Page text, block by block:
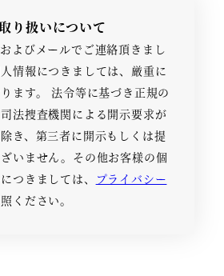
り扱いについて
よびメールでご連絡頂きまし
情報につきましては、厳重に
ます。 法令等に基づき正規の
法捜査機関による開示要求が
き、第三者に開示もしくは提
いません。その他お客様の個
つきましては、
プライバシー
ください。